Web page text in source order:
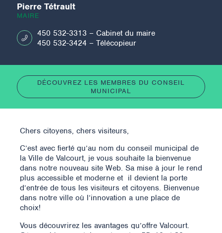
Pierre Tétrault
MAIRE
450 532-3313 – Cabinet du maire
450 532-3424 – Télécopieur
DÉCOUVREZ LES MEMBRES DU CONSEIL
MUNICIPAL
Chers citoyens, chers visiteurs,
C’est avec fierté qu’au nom du conseil municipal de
la Ville de Valcourt, je vous souhaite la bienvenue
dans notre nouveau site Web. Sa mise à jour le rend
plus accessible et moderne et il devient la porte
d’entrée de tous les visiteurs et citoyens. Bienvenue
dans notre ville où l’innovation a une place de
choix!
Vous découvrirez les avantages qu’offre Valcourt.